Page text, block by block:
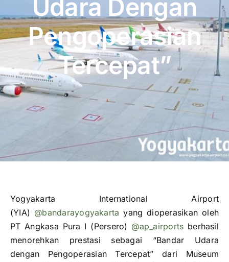
Publikasi
Peta Wisata
BLU
Udara Dengan
Pengoperasian
Tercepat”
Yogyakarta International Airport
(YIA) @bandarayogyakarta yang dioperasikan oleh
PT Angkasa Pura I (Persero) @ap_airports berhasil
menorehkan prestasi sebagai “Bandar Udara
dengan Pengoperasian Tercepat” dari Museum